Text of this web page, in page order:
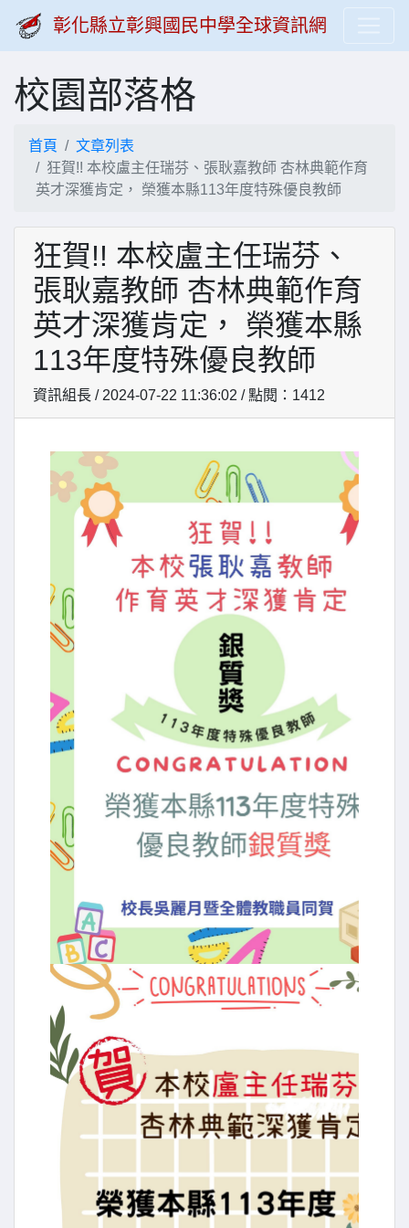
彰化縣立彰興國民中學全球資訊網
校園部落格
首頁
文章列表
狂賀!! 本校盧主任瑞芬、張耿嘉教師 杏林典範作育
英才深獲肯定， 榮獲本縣113年度特殊優良教師
狂賀!! 本校盧主任瑞芬、
張耿嘉教師 杏林典範作育
英才深獲肯定， 榮獲本縣
113年度特殊優良教師
資訊組長 / 2024-07-22 11:36:02 / 點閱：1412